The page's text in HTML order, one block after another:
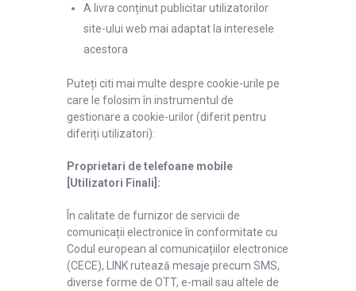
A livra conținut publicitar utilizatorilor
site-ului web mai adaptat la interesele
acestora
Puteți citi mai multe despre cookie-urile pe
care le folosim în instrumentul de
gestionare a cookie-urilor (diferit pentru
diferiți utilizatori):
Proprietari de telefoane mobile
[Utilizatori Finali]:
În calitate de furnizor de servicii de
comunicații electronice în conformitate cu
Codul european al comunicațiilor electronice
(CECE), LINK rutează mesaje precum SMS,
diverse forme de OTT, e-mail sau altele de